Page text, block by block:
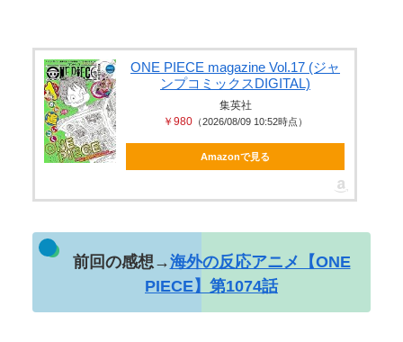
Powered by livedoor 相互RSS
利用…子供に絶対見せられないメスの...
井上晴美、乳首ヘア○ードや濡れ場お○ぱいがエ□過ぎ
る！人生最後のラスト写真集、最...
ONE PIECE magazine Vol.17 (ジャ
ンプコミックスDIGITAL)
集英社
￥980 （2026/08/09 10:52時点）
Amazonで見る
前回の感想→海外の反応アニメ【ONE
PIECE】第1074話